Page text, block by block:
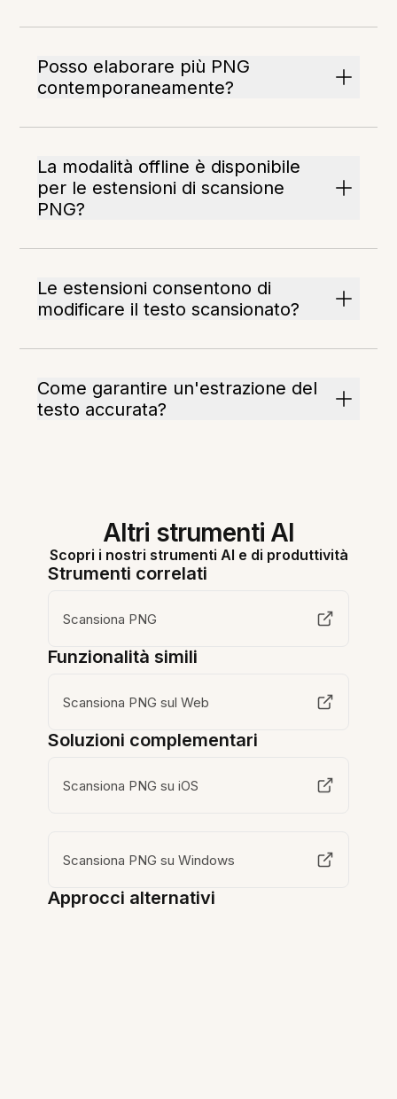
Posso elaborare più PNG
contemporaneamente?
La modalità offline è disponibile
per le estensioni di scansione
PNG?
Le estensioni consentono di
modificare il testo scansionato?
Come garantire un'estrazione del
testo accurata?
Altri strumenti AI
Scopri i nostri strumenti AI e di produttività
Strumenti correlati
Scansiona PNG
Funzionalità simili
Scansiona PNG sul Web
Soluzioni complementari
Scansiona PNG su iOS
Scansiona PNG su Windows
Approcci alternativi